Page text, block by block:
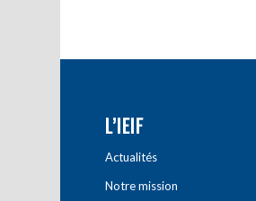
L’IEIF
Actualités
Notre mission